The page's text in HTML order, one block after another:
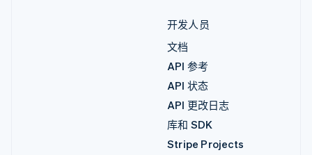
开发人员
文档
API 参考
API 状态
API 更改日志
库和 SDK
Stripe Projects